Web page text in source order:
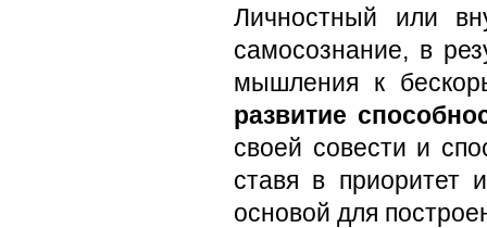
Личностный или
самосознание, в
мышления к
развитие
своей совести и
ставя в приоритет
основой для